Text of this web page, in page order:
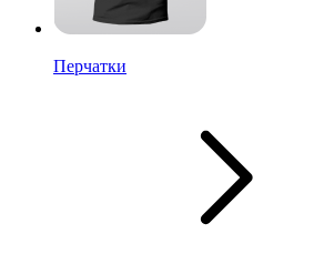
Перчатки